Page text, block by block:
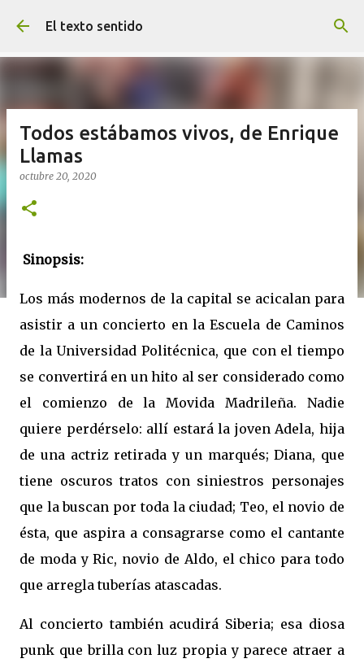
Ir al contenido principal
El texto sentido
Todos estábamos vivos, de Enrique
Llamas
octubre 20, 2020
Sinopsis:
Los más modernos de la capital se acicalan para
asistir a un concierto en la Escuela de Caminos
de la Universidad Politécnica, que con el tiempo
se convertirá en un hito al ser considerado como
el comienzo de la Movida Madrileña. Nadie
quiere perdérselo: allí estará la joven Adela, hija
de una actriz retirada y un marqués; Diana, que
tiene oscuros tratos con siniestros personajes
que la buscan por toda la ciudad; Teo, el novio de
ésta, que aspira a consagrarse como el cantante
de moda y Ric, novio de Aldo, el chico para todo
que arregla tuberías atascadas.
Al concierto también acudirá Siberia; esa diosa
punk que brilla con luz propia y parece atraer a